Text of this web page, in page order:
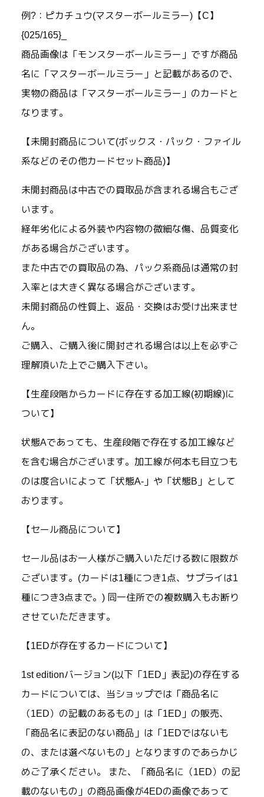
例?：ピカチュウ(マスターボールミラー)【C】
{025/165}_
商品画像は「モンスターボールミラー」ですが商品
名に「マスターボールミラー」と記載があるので、
実物の商品は「マスターボールミラー」のカードと
なります。
【未開封商品について(ボックス・パック・ファイル
系などのその他カードセット商品)】
未開封商品は中古での買取品が含まれる場合もござ
います。
経年劣化による外装や内容物の微細な傷、品質変化
がある場合がございます。
また中古での買取品の為、パック系商品は通常の封
入率とは大きく異なる場合がございます。
未開封商品の性質上、返品・交換はお受け出来ませ
ん。
ご購入、ご購入後に開封される場合は以上を必ずご
理解頂いた上でご購入下さい。
【生産段階からカードに存在する加工線(初期線)に
ついて】
状態Aであっても、生産段階で存在する加工線など
を含む場合がございます。加工線が何本も目立つも
のは度合いによって「状態A-」や「状態B」として
おります。
【セール商品について】
セール品はお一人様がご購入いただける数に限数が
ございます。(カードは1種につき1点、サプライは1
種につき3点まで。) 同一住所での複数購入もお断り
させていただきます。
【1EDが存在するカードについて】
1st editionバージョン(以下「1ED」表記)の存在する
カードについては、当ショップでは「商品名に
（1ED）の記載のあるもの」は「1ED」の販売、
「商品名に表記のない商品」は「1EDではないも
の、または選べないもの」となりますのであらかじ
めご了承ください。 また、「商品名に（1ED）の記
載のないもの」の商品画像が4EDの画像であって